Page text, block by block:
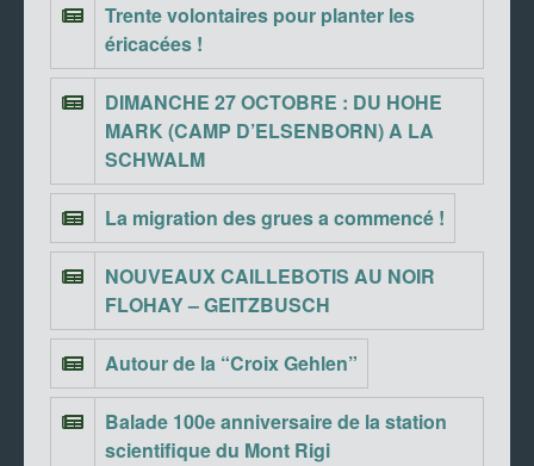
Trente volontaires pour planter les
éricacées !
DIMANCHE 27 OCTOBRE : DU HOHE
MARK (CAMP D’ELSENBORN) A LA
SCHWALM
La migration des grues a commencé !
NOUVEAUX CAILLEBOTIS AU NOIR
FLOHAY – GEITZBUSCH
Autour de la “Croix Gehlen”
Balade 100e anniversaire de la station
scientifique du Mont Rigi